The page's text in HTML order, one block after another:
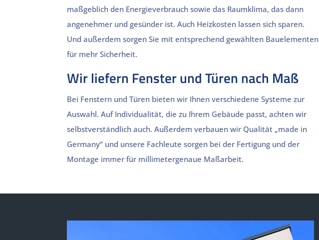
maßgeblich den Energieverbrauch sowie das Raumklima, das dann
angenehmer und gesünder ist. Auch Heizkosten lassen sich sparen.
Und außerdem sorgen Sie mit entsprechend gewählten Bauelementen
für mehr Sicherheit.
Wir liefern Fenster und Türen nach Maß
Bei Fenstern und Türen bieten wir Ihnen verschiedene Systeme zur
Auswahl. Auf Individualität, die zu Ihrem Gebäude passt, achten wir
selbstverständlich auch. Außerdem verbauen wir Qualität „made in
Germany“ und unsere Fachleute sorgen bei der Fertigung und der
Montage immer für millimetergenaue Maßarbeit.